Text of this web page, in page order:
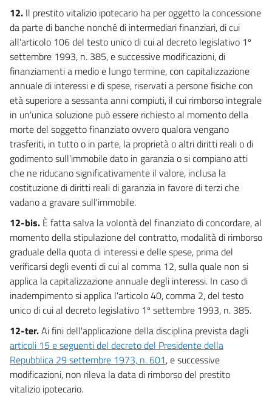
12. Il prestito vitalizio ipotecario ha per oggetto la concessione
da parte di banche nonché di intermediari finanziari, di cui
all'articolo 106 del testo unico di cui al decreto legislativo 1º
settembre 1993, n. 385, e successive modificazioni, di
finanziamenti a medio e lungo termine, con capitalizzazione
annuale di interessi e di spese, riservati a persone fisiche con
età superiore a sessanta anni compiuti, il cui rimborso integrale
in un'unica soluzione può essere richiesto al momento della
morte del soggetto finanziato ovvero qualora vengano
trasferiti, in tutto o in parte, la proprietà o altri diritti reali o di
godimento sull'immobile dato in garanzia o si compiano atti
che ne riducano significativamente il valore, inclusa la
costituzione di diritti reali di garanzia in favore di terzi che
vadano a gravare sull'immobile.
12-bis. È fatta salva la volontà del finanziato di concordare, al
momento della stipulazione del contratto, modalità di rimborso
graduale della quota di interessi e delle spese, prima del
verificarsi degli eventi di cui al comma 12, sulla quale non si
applica la capitalizzazione annuale degli interessi. In caso di
inadempimento si applica l'articolo 40, comma 2, del testo
unico di cui al decreto legislativo 1º settembre 1993, n. 385.
12-ter.Ai fini dell'applicazione della disciplina prevista dagli
articoli 15 e seguenti del decreto del Presidente della
Repubblica 29 settembre 1973, n. 601, e successive
modificazioni, non rileva la data di rimborso del prestito
vitalizio ipotecario.